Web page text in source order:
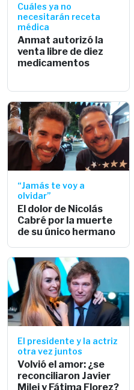
Cuáles ya no
necesitarán receta
médica
Anmat autorizó la
venta libre de diez
medicamentos
“Jamás te voy a
olvidar”
El dolor de Nicolás
Cabré por la muerte
de su único hermano
El presidente y la actriz
otra vez juntos
Volvió el amor: ¿se
reconciliaron Javier
Milei y Fátima Florez?